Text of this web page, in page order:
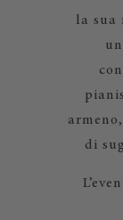
la sua
di